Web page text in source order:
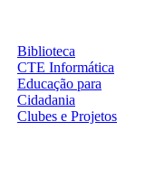
Biblioteca
CTE Informática
Educação para
Cidadania
Clubes e Projetos